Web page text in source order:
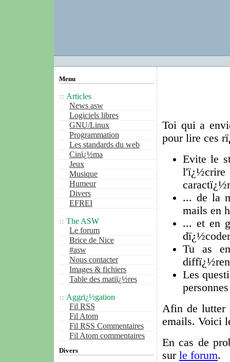
Menu
Articles
News asw
Logiciels libres
GNU/Linux
Programmation
Les standards du web
Cinï¿½ma
Jeux
Musique
Humeur
Divers
EFREI
The ASW
Le forum
Brice de Nice
#asw
Nous contacter
Images & fichiers
Table des matiï¿½res
Aggrï¿½gation
Fil RSS
Fil Atom
Fil RSS Commentaires
Fil Atom commentaires
Divers
Toi qui a
pour lire ces
Evite le
... de la
mails en
... et en
Tu as
Les
Afin de lutter
emails. Voici
En cas de
sur le forum.